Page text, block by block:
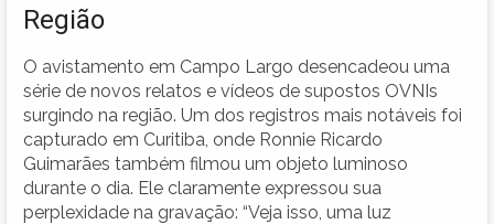
Região
O avistamento em Campo Largo desencadeou uma
série de novos relatos e vídeos de supostos OVNIs
surgindo na região. Um dos registros mais notáveis foi
capturado em Curitiba, onde Ronnie Ricardo
Guimarães também filmou um objeto luminoso
durante o dia. Ele claramente expressou sua
perplexidade na gravação: “Veja isso, uma luz